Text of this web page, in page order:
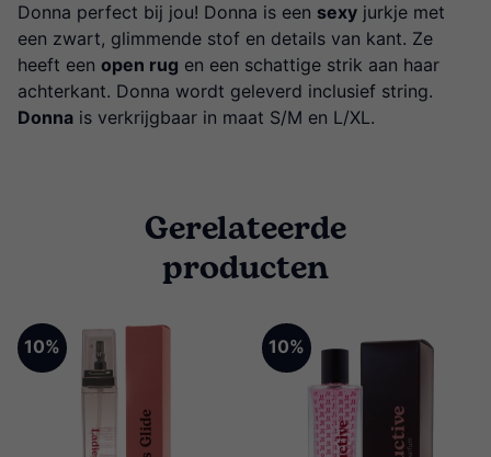
Donna perfect bij jou! Donna is een sexy jurkje met
een zwart, glimmende stof en details van kant. Ze
heeft een open rug en een schattige strik aan haar
achterkant. Donna wordt geleverd inclusief string.
Donna is verkrijgbaar in maat S/M en L/XL.
Gerelateerde
producten
10% 10%